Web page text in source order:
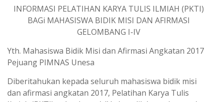
t
p
p
e
g
a
m
INFORMASI PELATIHAN KARYA TULIS ILMIAH (PKTI)
BAGi MAHASISWA BIDIK MISI DAN AFIRMASI
GELOMBANG I-IV
Yth. Mahasiswa Bidik Misi dan Afirmasi Angkatan 2017
Pejuang PIMNAS Unesa
Diberitahukan kepada seluruh mahasiswa bidik misi
dan afirmasi angkatan 2017, Pelatihan Karya Tulis